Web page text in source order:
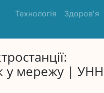
Технологія Здоров'я
у мережу | УНН